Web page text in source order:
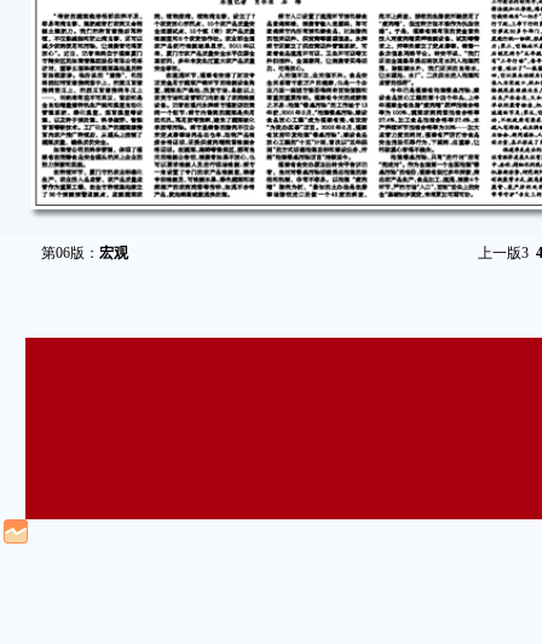
第06版： 宏观 上一版3 4